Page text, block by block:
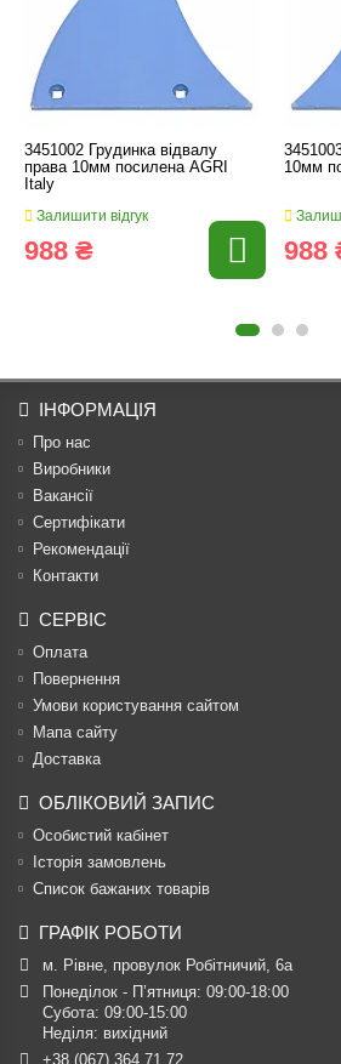
3451002 Грудинка відвалу
права 10мм посилена AGRI
Italy
Залишити відгук
988 ₴
10мм
988
ІНФОРМАЦІЯ
Про нас
Виробники
Вакансії
Сертифікати
Рекомендації
Контакти
СЕРВІС
Оплата
Повернення
Умови користування сайтом
Мапа сайту
Доставка
ОБЛІКОВИЙ ЗАПИС
Особистий кабінет
Історія замовлень
Список бажаних товарів
ГРАФІК РОБОТИ
м. Рівне, провулок Робітничий, 6а
Понеділок - П’ятниця: 09:00-18:00
Субота: 09:00-15:00
Неділя: вихідний
+38 (067) 364 71 72